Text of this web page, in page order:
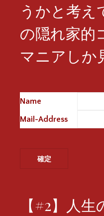
うかと考え
の隠れ家的
マニアしか
Name
Mail-Address
【#2】人